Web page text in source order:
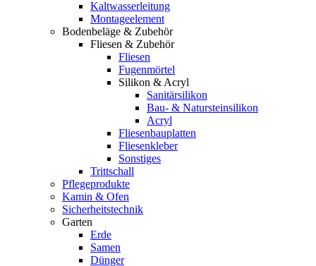
Kaltwasserleitung
Montageelement
Bodenbeläge & Zubehör
Fliesen & Zubehör
Fliesen
Fugenmörtel
Silikon & Acryl
Sanitärsilikon
Bau- & Natursteinsilikon
Acryl
Fliesenbauplatten
Fliesenkleber
Sonstiges
Trittschall
Pflegeprodukte
Kamin & Ofen
Sicherheitstechnik
Garten
Erde
Samen
Dünger